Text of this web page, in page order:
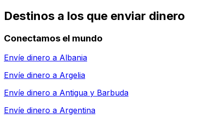
Destinos a los que enviar dinero
Conectamos el mundo
Envíe dinero a Albania
Envíe dinero a Argelia
Envíe dinero a Antigua y Barbuda
Envíe dinero a Argentina